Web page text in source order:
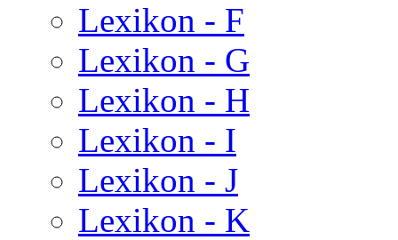
Lexikon - F
Lexikon - G
Lexikon - H
Lexikon - I
Lexikon - J
Lexikon - K